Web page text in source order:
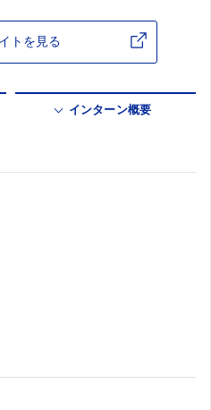
トを見る
インターン概要